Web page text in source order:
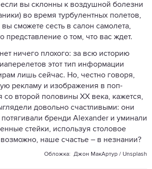
вы склонны к воздушной болезни
во время турбулентных полетов,
сможете сесть в салон самолета,
представление о том, что вас ждет.
ничего плохого: за всю историю
этот тип информации
лишь сейчас. Но, честно говоря,
рекламу и изображения в поп-
со второй половины XX века, кажется,
довольно счастливыми: они
потягивали бренди Alexander и уминали
стейки, используя столовое
наше счастье – в незнании?
Обложка: Джон МакАртур / Unsplash